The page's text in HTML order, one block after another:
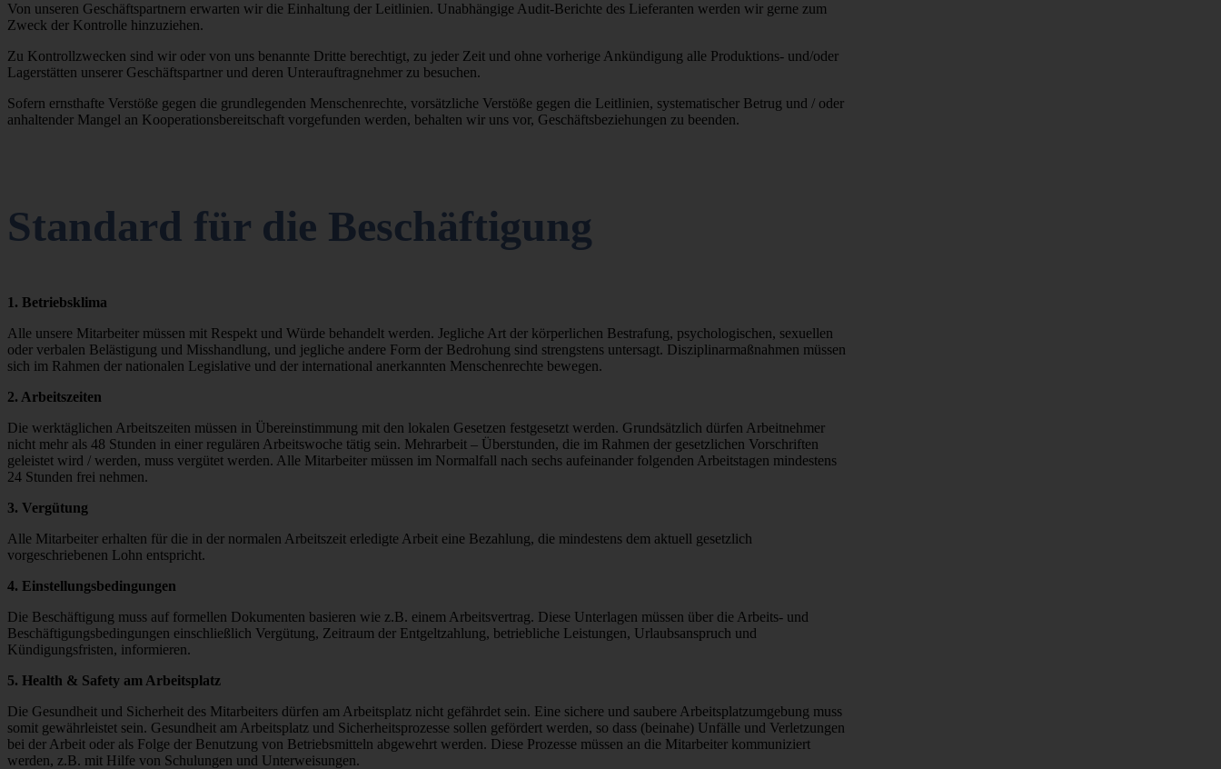
Von unseren Geschäftspartnern erwarten wir die Einhaltung der Leitlinien. Unabhängige Audit-Berichte des Lieferanten werden wir gerne zum
Zweck der Kontrolle hinzuziehen.
Zu Kontrollzwecken sind wir oder von uns benannte Dritte berechtigt, zu jeder Zeit und ohne vorherige Ankündigung alle Produktions- und/oder
Lagerstätten unserer Geschäftspartner und deren Unterauftragnehmer zu besuchen.
Sofern ernsthafte Verstöße gegen die grundlegenden Menschenrechte, vorsätzliche Verstöße gegen die Leitlinien, systematischer Betrug und / oder
anhaltender Mangel an Kooperationsbereitschaft vorgefunden werden, behalten wir uns vor, Geschäftsbeziehungen zu beenden.
Standard für die Beschäftigung
1. Betriebsklima
Alle unsere Mitarbeiter müssen mit Respekt und Würde behandelt werden. Jegliche Art der körperlichen Bestrafung, psychologischen, sexuellen
oder verbalen Belästigung und Misshandlung, und jegliche andere Form der Bedrohung sind strengstens untersagt. Disziplinarmaßnahmen müssen
sich im Rahmen der nationalen Legislative und der international anerkannten Menschenrechte bewegen.
2. Arbeitszeiten
Die werktäglichen Arbeitszeiten müssen in Übereinstimmung mit den lokalen Gesetzen festgesetzt werden. Grundsätzlich dürfen Arbeitnehmer
nicht mehr als 48 Stunden in einer regulären Arbeitswoche tätig sein. Mehrarbeit – Überstunden, die im Rahmen der gesetzlichen Vorschriften
geleistet wird / werden, muss vergütet werden. Alle Mitarbeiter müssen im Normalfall nach sechs aufeinander folgenden Arbeitstagen mindestens
24 Stunden frei nehmen.
3. Vergütung
Alle Mitarbeiter erhalten für die in der normalen Arbeitszeit erledigte Arbeit eine Bezahlung, die mindestens dem aktuell gesetzlich
vorgeschriebenen Lohn entspricht.
4. Einstellungsbedingungen
Die Beschäftigung muss auf formellen Dokumenten basieren wie z.B. einem Arbeitsvertrag. Diese Unterlagen müssen über die Arbeits- und
Beschäftigungsbedingungen einschließlich Vergütung, Zeitraum der Entgeltzahlung, betriebliche Leistungen, Urlaubsanspruch und
Kündigungsfristen, informieren.
5. Health & Safety am Arbeitsplatz
Die Gesundheit und Sicherheit des Mitarbeiters dürfen am Arbeitsplatz nicht gefährdet sein. Eine sichere und saubere Arbeitsplatzumgebung muss
somit gewährleistet sein. Gesundheit am Arbeitsplatz und Sicherheitsprozesse sollen gefördert werden, so dass (beinahe) Unfälle und Verletzungen
bei der Arbeit oder als Folge der Benutzung von Betriebsmitteln abgewehrt werden. Diese Prozesse müssen an die Mitarbeiter kommuniziert
werden, z.B. mit Hilfe von Schulungen und Unterweisungen.